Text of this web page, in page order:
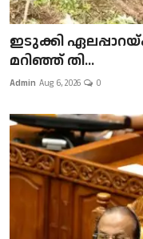
ഇടുക്കി
മറിഞ്ഞ് തി...
Admin Aug 6, 2026 0